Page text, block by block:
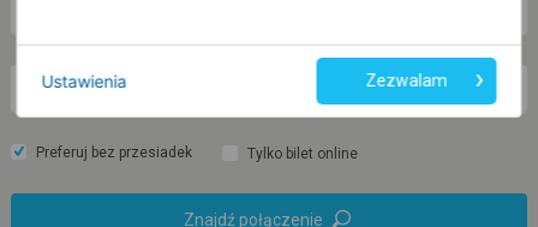
pt. 7 sie.
Preferuj bez przesiadek Tylko bilet online
Znajdź połączenie
Ustawienia Zezwalam